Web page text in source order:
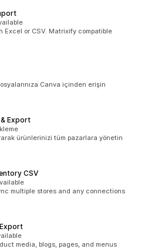
Excel or CSV. Matrixify compatible
Canva içinden erişin
Export
ürünlerinizi tüm pazarlara yönetin
CSV
multiple stores and any connections
media, blogs, pages, and menus